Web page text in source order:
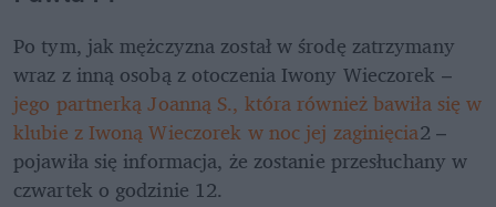
Po tym, jak mężczyzna został w środę zatrzymany
wraz z inną osobą z otoczenia Iwony Wieczorek –
jego partnerką Joanną S., która również bawiła się w
klubie z Iwoną Wieczorek w noc jej zaginięcia2 –
pojawiła się informacja, że zostanie przesłuchany w
czwartek o godzinie 12.